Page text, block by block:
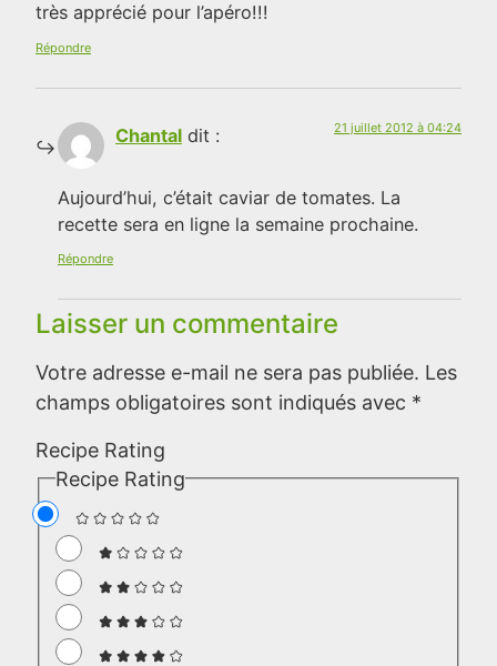
très apprécié pour l’apéro!!!
Répondre
Chantal dit : 21 juillet 2012 à 04:24
Aujourd’hui, c’était caviar de tomates. La
recette sera en ligne la semaine prochaine.
Répondre
Laisser un commentaire
Votre adresse e-mail ne sera pas publiée. Les
champs obligatoires sont indiqués avec *
Recipe Rating
Recipe Rating